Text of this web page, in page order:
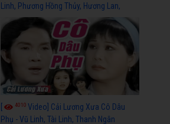
Linh, Phương Hồng Thủy, Hương Lan,
Thanh Hằng
4010 Video] Cải Lương Xưa Cô Dâu
Phụ - Vũ Linh, Tài Linh, Thanh Ngân